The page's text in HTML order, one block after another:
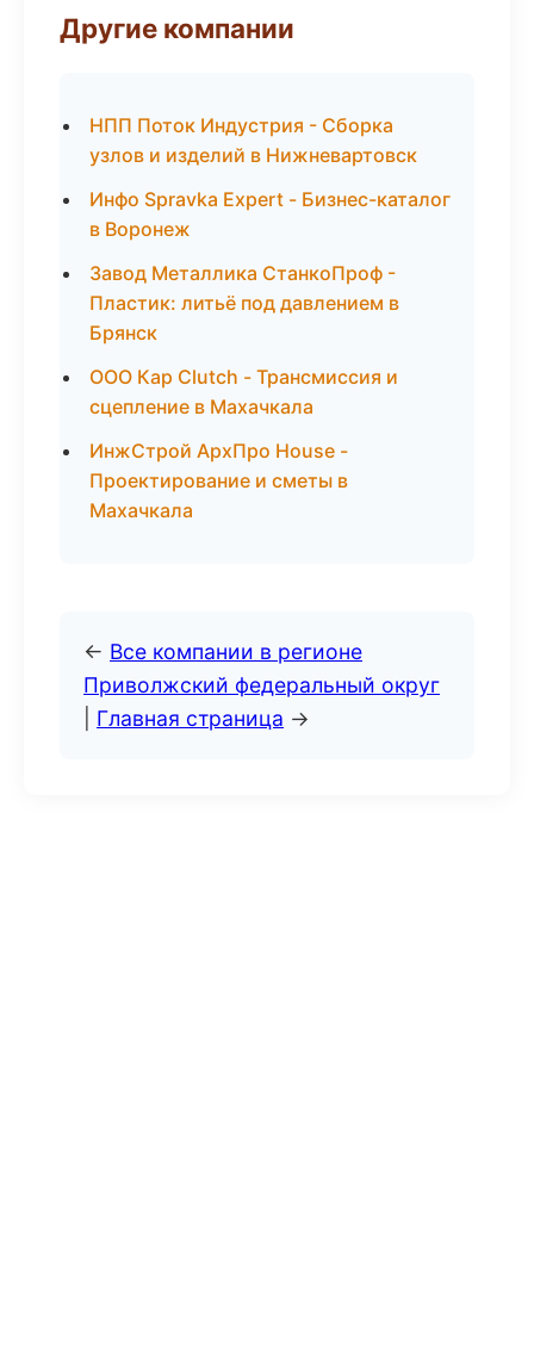
Другие компании
НПП Поток Индустрия - Сборка
узлов и изделий в Нижневартовск
Инфо Spravka Expert - Бизнес-каталог
в Воронеж
Завод Металлика СтанкоПроф -
Пластик: литьё под давлением в
Брянск
ООО Кар Clutch - Трансмиссия и
сцепление в Махачкала
ИнжСтрой АрхПро House -
Проектирование и сметы в
Махачкала
← Все компании в регионе
Приволжский федеральный округ
Главная страница →